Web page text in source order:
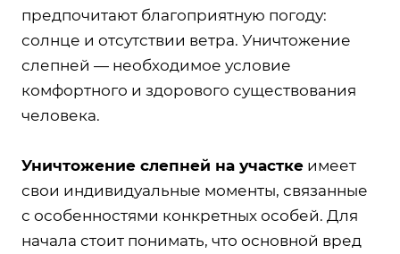
предпочитают благоприятную погоду:
солнце и отсутствии ветра. Уничтожение
слепней — необходимое условие
комфортного и здорового существования
человека.
Уничтожение слепней на участке имеет
свои индивидуальные моменты, связанные
с особенностями конкретных особей. Для
начала стоит понимать, что основной вред